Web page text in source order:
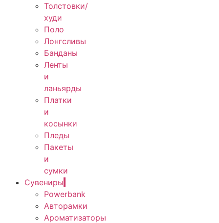
Толстовки/
худи
Поло
Лонгсливы
Банданы
Ленты
и
ланьярды
Платки
и
косынки
Пледы
Пакеты
и
сумки
Сувениры
Powerbank
Авторамки
Ароматизаторы